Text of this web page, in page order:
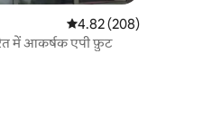
औसत रेटिंग 5 में से 4.82,
4.82 (208)
रेत में आकर्षक एपी फ़ुट